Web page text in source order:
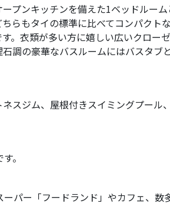
プンキッチンを備えた1ベッドルーム
らもタイの標準に比べてコンパクト
。衣類が多い方に嬉しい広いクローゼ
調の豪華なバスルームにはバスタブ
スジム、屋根付きスイミングプール
。
パー「フードランド」やカフェ、数